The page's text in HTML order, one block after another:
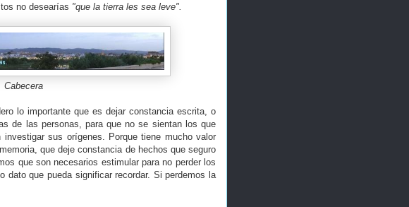
no desearías "que la tierra les sea leve".
Cabecera
lo importante que es dejar constancia escrita, o
de las personas, para que no se sientan los que
sus orígenes. Porque tiene mucho valor
que deje constancia de hechos que seguro
que son necesarios estimular para no perder los
dato que pueda significar recordar. Si perdemos la